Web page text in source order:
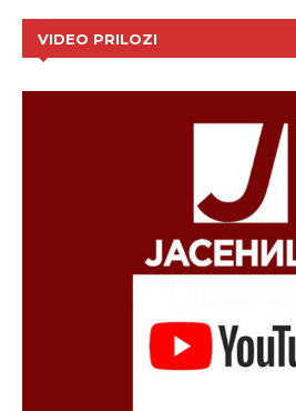
VIDEO PRILOZI